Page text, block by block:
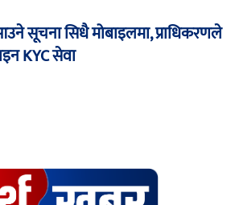
सूचना सिधै मोबाइलमा, प्राधिकरणले
KYC सेवा